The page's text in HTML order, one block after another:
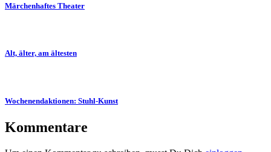
Märchenhaftes Theater
Alt, älter, am ältesten
Wochenendaktionen: Stuhl-Kunst
Kommentare